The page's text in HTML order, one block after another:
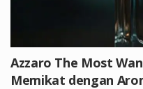
Azzaro The Most
Memikat dengan